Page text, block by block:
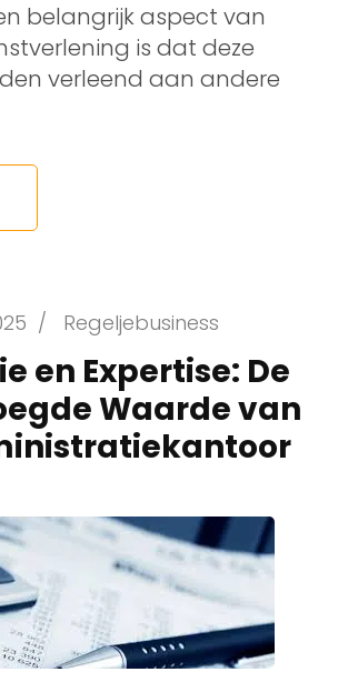
belangrijk aspect van
is dat deze
verleend aan andere
/ Regeljebusiness
en Expertise: De
Waarde van